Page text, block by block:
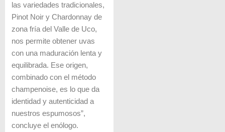
las variedades tradicionales,
Pinot Noir y Chardonnay de
zona fría del Valle de Uco,
nos permite obtener uvas
con una maduración lenta y
equilibrada. Ese origen,
combinado con el método
champenoise, es lo que da
identidad y autenticidad a
nuestros espumosos”,
concluye el enólogo.